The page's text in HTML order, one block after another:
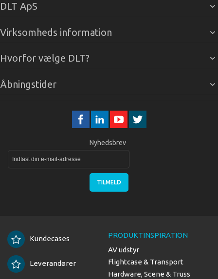
DLT ApS
Virksomheds information
Hvorfor vælge DLT?
Åbningstider
Nyhedsbrev
TILMELD
Kundecases
Leverandører
PRODUKTINSPIRATION
AV udstyr
Flightcase & Transport
Hardware, Scene & Truss